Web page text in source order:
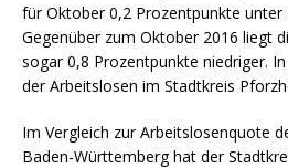
für Oktober 0,2 Prozentpunkte
Gegenüber zum Oktober 2016 liegt
sogar 0,8 Prozentpunkte niedriger.
der Arbeitslosen im Stadtkreis
Im Vergleich zur Arbeitslosenquote
Baden-Württemberg hat der